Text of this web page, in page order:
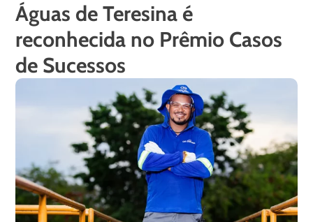
Águas de Teresina é
reconhecida no Prêmio Casos
de Sucessos